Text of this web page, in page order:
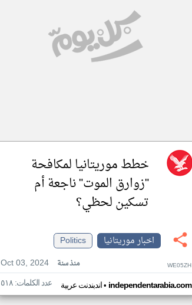
خطط موريتانيا لمكافحة
"زوارق الموت" ناجعة أم
تسكين لحظي؟
اخبار موريتانيا
Politics
Oct 03, 2024
منذ سنة WE05ZH
اندبندنت عربية• independentarabia.com عدد الكلمات: ٥١٨